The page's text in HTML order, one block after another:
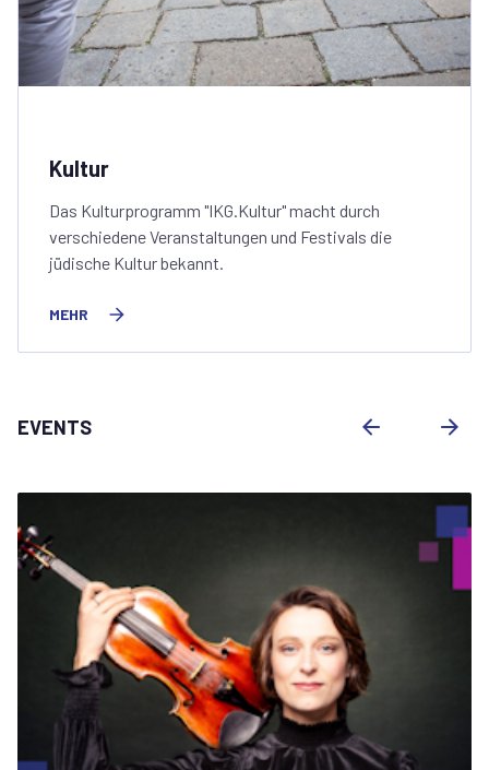
Kultur
Das Kulturprogramm "IKG.Kultur" macht durch
verschiedene Veranstaltungen und Festivals die
jüdische Kultur bekannt.
MEHR
EVENTS